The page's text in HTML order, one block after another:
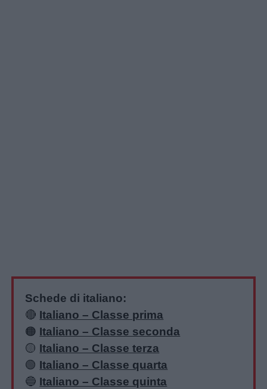
Schede di italiano:
🔴 Italiano – Classe prima
🟠 Italiano – Classe seconda
🟡 Italiano – Classe terza
🟢 Italiano – Classe quarta
🔵 Italiano – Classe quinta